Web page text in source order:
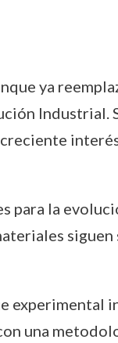
ya
Industrial.
para la
siguen
experimental
una